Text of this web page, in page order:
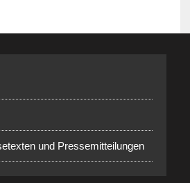
und Pressemitteilungen